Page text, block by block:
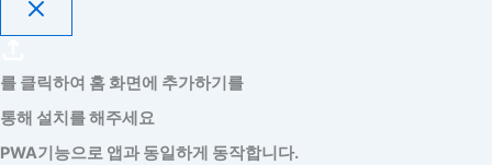
를 클릭하여 홈 화면에 추가하기를
통해 설치를 해주세요
PWA기능으로 앱과 동일하게 동작합니다.